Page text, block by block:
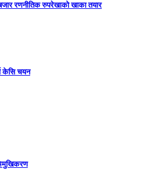
रणनीतिक रुपरेखाको खाका तयार
केसि चयन